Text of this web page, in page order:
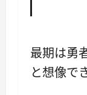
最期は勇
と想像で